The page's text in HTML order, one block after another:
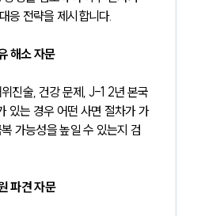
응 전략을 제시합니다.
해소 자문
진술, 건강 문제, J-1 2년 본국
있는 경우 어떤 사면 절차가 가
가능성을 높일 수 있는지 검
파견 자문